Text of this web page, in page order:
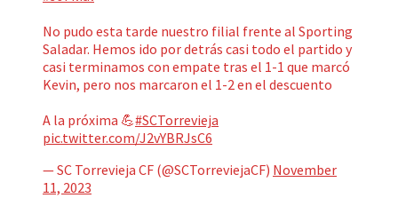
No pudo esta tarde nuestro filial frente al Sporting
Saladar. Hemos ido por detrás casi todo el partido y
casi terminamos con empate tras el 1-1 que marcó
Kevin, pero nos marcaron el 1-2 en el descuento
A la próxima 💪#SCTorrevieja
pic.twitter.com/J2vYBRJsC6
— SC Torrevieja CF (@SCTorreviejaCF) November
11, 2023